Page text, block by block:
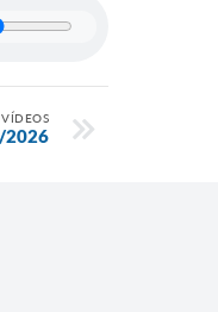
2026